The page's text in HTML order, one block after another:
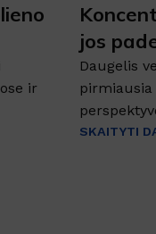
ir
jos
Daugelis
SKAITYTI